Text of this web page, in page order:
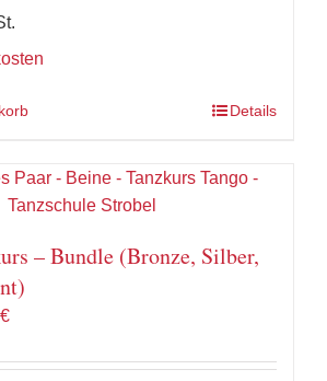
Details
– Bundle (Bronze, Silber,
€Aktueller
ist: